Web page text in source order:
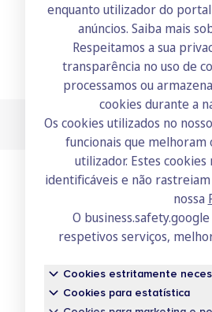
enquanto utilizador do
anúncios. Saiba mais
Respeitamos a sua
transparência no uso de
processamos ou
cookies durante a
Os cookies utilizados no
funcionais que
utilizador. Estes
identificáveis e não
nossa
O
respetivos serviços,
Cookies estritamente
Cookies para estatística
Doutor Finanças, Lda ©2026